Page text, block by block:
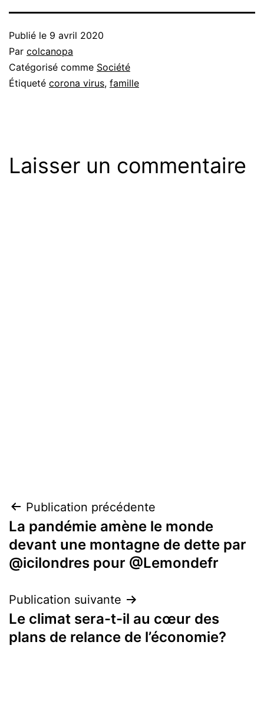
Publié le 9 avril 2020
Par colcanopa
Catégorisé comme Société
Étiqueté corona virus, famille
Laisser un commentaire
Navigation
de
l’article
Publication précédente
La pandémie amène le monde
devant une montagne de dette par
@icilondres pour @Lemondefr
Publication suivante
Le climat sera-t-il au cœur des
plans de relance de l’économie?